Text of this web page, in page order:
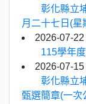
彰化縣立
月二十七日(星
2026-07-22
115學年
2026-07-15
彰化縣立
甄選簡章(一次